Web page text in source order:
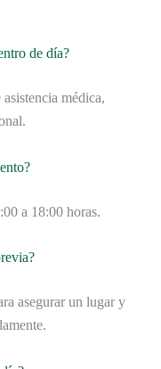
de día?
médica,
a 18:00 horas.
asegurar un lugar y